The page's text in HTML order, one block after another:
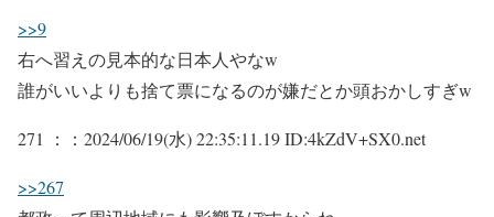
>>9
右へ習えの見本的な日本人やなw
誰がいいよりも捨て票になるのが嫌だとか頭おかしすぎw
271 ： ：2024/06/19(水) 22:35:11.19 ID:4kZdV+SX0.net
>>267